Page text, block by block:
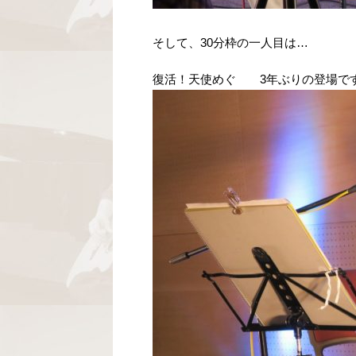
そして、30分枠の一人目は…
復活！天使めぐ 3年ぶりの登場で